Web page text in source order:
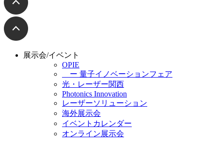
展示会/イベント
OPIE
ー 量子イノベーションフェア
光・レーザー関西
Photonics Innovation
レーザーソリューション
海外展示会
イベントカレンダー
オンライン展示会